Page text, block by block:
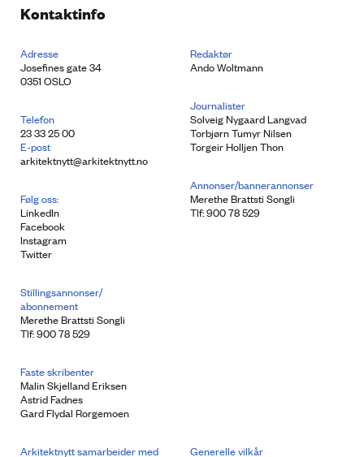
Kontaktinfo
Adresse
Josefines gate 34
0351 OSLO
Telefon
23 33 25 00
E-post
arkitektnytt@arkitektnytt.no
Følg oss:
LinkedIn
Facebook
Instagram
Twitter
Redaktør
Ando Woltmann
Journalister
Solveig Nygaard Langvad
Torbjørn Tumyr Nilsen
Torgeir Holljen Thon
Annonser/bannerannonser
Merethe Brattsti Songli
Tlf: 900 78 529
Stillingsannonser/
abonnement
Merethe Brattsti Songli
Tlf: 900 78 529
Faste skribenter
Malin Skjelland Eriksen
Astrid Fadnes
Gard Flydal Rorgemoen
Arkitektnytt samarbeider med Generelle vilkår